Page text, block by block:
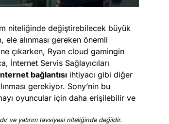
niteliğinde değiştirebilecek büyük
alınması gereken önemli
çıkarken, Ryan cloud gamingin
İnternet Servis Sağlayıcıları
bağlantısı ihtiyacı gibi diğer
gerekiyor. Sony’nin bu
oyuncular için daha erişilebilir ve
ve yatırım tavsiyesi niteliğinde değildir.